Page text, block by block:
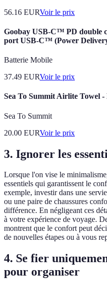
56.16 EURVoir le prix
Goobay USB-C™ PD double
port USB-C™ (Power
Batterie Mobile
37.49 EURVoir le prix
Sea To Summit Airlite Towel -
Sea To Summit
20.00 EURVoir le prix
3. Ignorer les
Lorsque l'on vise le
essentiels qui garantissent le
exemple, investir dans une
ou une paire de chaussures
différence. En négligeant ces
à votre expérience de voyage.
montrent que le confort peut
de nouvelles étapes ou à vous
4. Se fier
pour organiser